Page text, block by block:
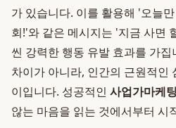
가 있습니다. 이를 활용해 '오늘
회!'와 같은 메시지는 '지금 사면
씬 강력한 행동 유발 효과를 가
차이가 아니라, 인간의 근원적인
이입니다. 성공적인 사업가마케팅
않는 마음을 읽는 것에서부터 시